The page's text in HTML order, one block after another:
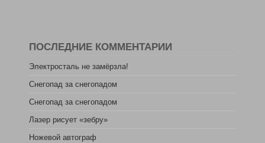
ПОСЛЕДНИЕ КОММЕНТАРИИ
Электросталь не замёрзла!
Снегопад за снегопадом
Снегопад за снегопадом
Лазер рисует «зебру»
Ножевой автограф